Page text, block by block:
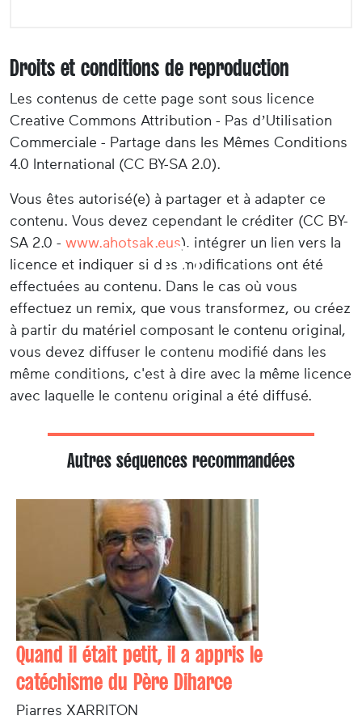
Droits et conditions de reproduction
Les contenus de cette page sont sous licence
Creative Commons Attribution - Pas d’Utilisation
Commerciale - Partage dans les Mêmes Conditions
4.0 International (CC BY-SA 2.0).
Vous êtes autorisé(e) à partager et à adapter ce
contenu. Vous devez cependant le créditer (CC BY-
SA 2.0 - www.ahotsak.eus), intégrer un lien vers la
licence et indiquer si des modifications ont été
effectuées au contenu. Dans le cas où vous
effectuez un remix, que vous transformez, ou créez
à partir du matériel composant le contenu original,
vous devez diffuser le contenu modifié dans les
même conditions, c'est à dire avec la même licence
avec laquelle le contenu original a été diffusé.
Autres séquences recommandées
Quand il était petit, il a appris le
catéchisme du Père Diharce
Piarres XARRITON